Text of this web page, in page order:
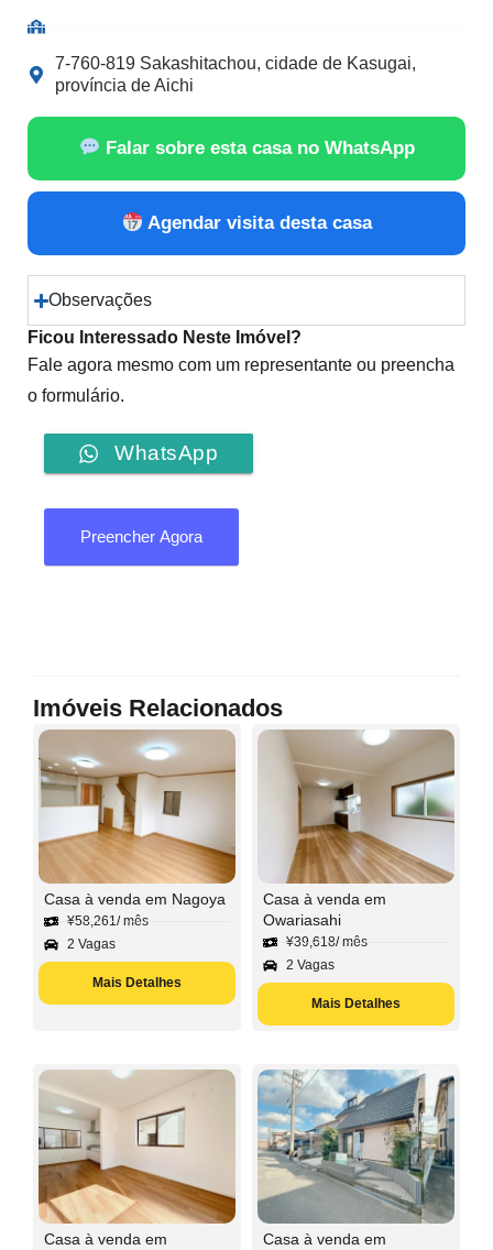
7-760-819 Sakashitachou, cidade de Kasugai,
província de Aichi
Falar sobre esta casa no WhatsApp
Agendar visita desta casa
Observações
Ficou Interessado Neste Imóvel?
Fale agora mesmo com um representante ou preencha
o formulário.
WhatsApp
Preencher Agora
Imóveis Relacionados
Casa à venda em Nagoya
¥58,261/ mês
2 Vagas
Mais Detalhes
Casa à venda em
Owariasahi
¥39,618/ mês
2 Vagas
Mais Detalhes
Casa à venda em
Casa à venda em